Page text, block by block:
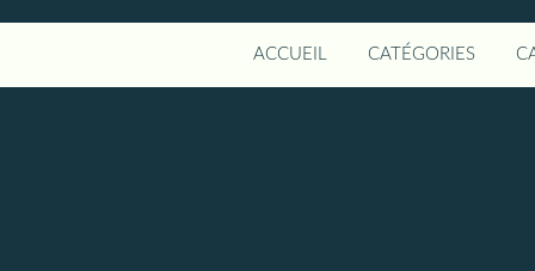
ACCUEIL CATÉGORIES